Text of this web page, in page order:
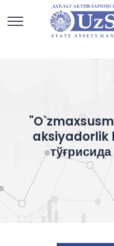
aksiyadorlik